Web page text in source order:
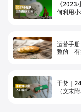
《2023
何利用
运营手
整的「有
干货｜
（文末